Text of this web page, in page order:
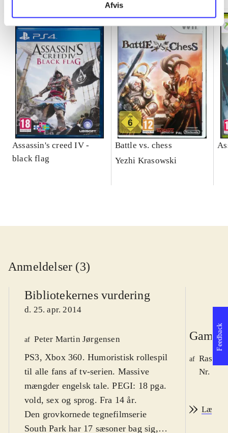
Afvis
Assassin's creed IV -
black flag
Battle vs. chess
Yezhi Krasowski
Anmeldelser (3)
Bibliotekernes vurdering
d. 25. apr. 2014
af Peter Martin Jørgensen
PS3, Xbox 360. Humoristisk rollespil
til alle fans af tv-serien. Massive
mængder engelsk tale. PEGI: 18 pga.
vold, sex og sprog. Fra 14 år.
Den grovkornede tegnefilmserie
South Park har 17 sæsoner bag sig,
Game
af
Nr.
Læs
Feedback